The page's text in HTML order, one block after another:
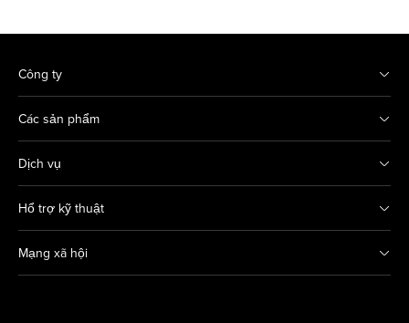
Công ty
Các sản phẩm
Dịch vụ
Hổ trợ kỹ thuật
Mạng xã hội